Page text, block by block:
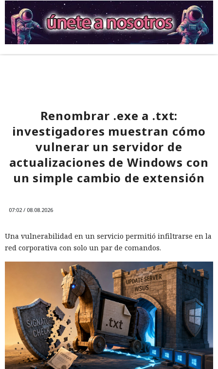
Renombrar .exe a .txt:
investigadores muestran cómo
vulnerar un servidor de
actualizaciones de Windows con
un simple cambio de extensión
07:02 / 08.08.2026
Una vulnerabilidad en un servicio permitió infiltrarse en la
red corporativa con solo un par de comandos.